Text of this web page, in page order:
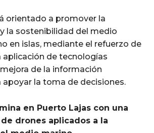
orientado a promover la
la sostenibilidad del medio
en islas, mediante el refuerzo de
aplicación de tecnologías
de la información
apoyar la toma de decisiones.
en Puerto Lajas con una
drones aplicados a la